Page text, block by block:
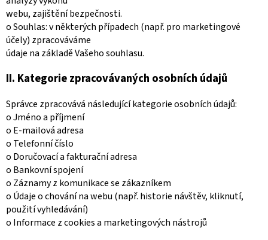
webu, zajištění bezpečnosti.
o Souhlas: v některých případech (např. pro marketingové
účely) zpracováváme
údaje na základě Vašeho souhlasu.
II. Kategorie zpracovávaných osobních údajů
Správce zpracovává následující kategorie osobních údajů:
o Jméno a příjmení
o E-mailová adresa
o Telefonní číslo
o Doručovací a fakturační adresa
o Bankovní spojení
o Záznamy z komunikace se zákazníkem
o Údaje o chování na webu (např. historie návštěv, kliknutí,
použití vyhledávání)
o Informace z cookies a marketingových nástrojů